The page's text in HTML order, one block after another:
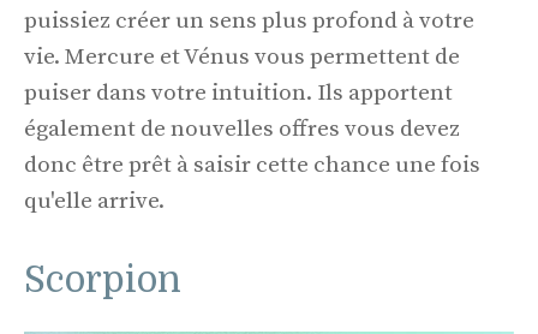
puissiez créer un sens plus profond à votre
vie. Mercure et Vénus vous permettent de
puiser dans votre intuition. Ils apportent
également de nouvelles offres vous devez
donc être prêt à saisir cette chance une fois
qu'elle arrive.
Scorpion